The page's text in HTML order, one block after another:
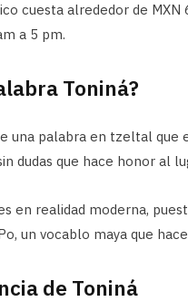
cuesta alrededor de MXN
a 5 pm.
Toniná?
una palabra en tzeltal que
dudas que hace honor al
en realidad moderna,
un vocablo maya que
de Toniná